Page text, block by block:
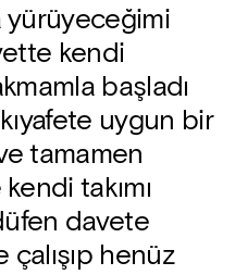
yürüyeceğimi
kendi
başladı
uygun bir
tamamen
takımı
davete
çalışıp henüz